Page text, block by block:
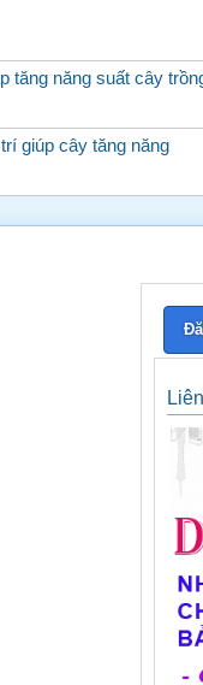
tăng năng suất cây
giúp cây tăng năng